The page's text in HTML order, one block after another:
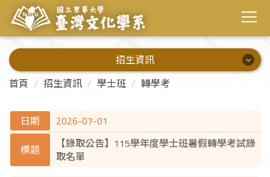
招生資訊
招生資訊
碩士班
首頁 招生資訊 學士班 轉學考
2026-07-01
【錄取公告】115學年度學士班暑假轉學考試錄
取名單